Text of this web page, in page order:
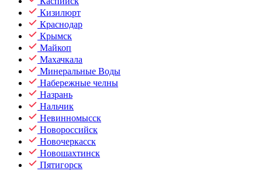
Кизилюрт
Краснодар
Крымск
Майкоп
Махачкала
Минеральные Воды
Набережные челны
Назрань
Нальчик
Невинномысск
Новороссийск
Новочеркасск
Новошахтинск
Пятигорск